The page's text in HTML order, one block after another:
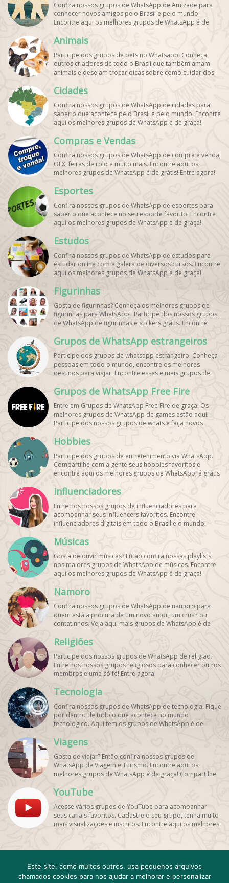
Confira nossos grupos de WhatsApp de Amizade para
conhecer novos amigos pelo Brasil e pelo mundo.
Encontre aqui os melhores grupos de WhatsApp é de
Animais
Participe dos grupos de pets no Whatsapp. Conheça
outros criadores de todo o Brasil que também amam
animais e desejam trocar dicas sobre como cuidar dos
graça!
Cidades
Confira nossos grupos de WhatsApp de cidades para
saber o que acontece pelo Brasil e pelo mundo. Encontre
aqui os melhores grupos de WhatsApp é de graça!
Compras e Vendas
Confira nossos grupos de WhatsApp de compra e venda,
OLX, feiras de rolo e muito mais. Encontre aqui os
melhores grupos de WhatsApp é de grátis! Entre agora!
Esportes
Confira nossos grupos de WhatsApp de esportes para
saber o que acontece no seu esporte favorito. Encontre
aqui os melhores grupos de WhatsApp é de graça!
Estudos
Confira nossos grupos de WhatsApp de estudos para
estudar online com a galera de diversos cursos. Encontre
aqui os melhores grupos de WhatsApp é de graça!
Figurinhas
Gosta de figurinhas? Conheça os melhores grupos de
figurinhas para WhatsApp! Participe dos nossos grupos
de WhatsApp de figurinhas e stickers grátis. Encontre
perfil!
Grupos de WhatsApp estrangeiros
Participe dos grupos de whatsapp estrangeiro. Conheça
pessoas em todo o mundo, encontre os melhores
destinos para viajar. Encontre esses e mais grupos de
Grupos de WhatsApp Free Fire
Entre em Grupos de WhatsApp Free Fire de graça! Os
melhores grupos de WhatsApp de games estão aqui!
Participe dos nossos grupos de whats e faça novos
Hobbies
Participe dos grupos de entretenimento via WhatsApp.
Compartilhe com a gente seus hobbies favoritos e
encontre aqui os melhores grupos de WhatsApp, é grátis
influenciadores
Entre nos nossos grupos de influenciadores para
acompanhar seus influencers favoritos. Encontre
influenciadores digitais em todo o Brasil e o mundo!
Músicas
Gosta de ouvir músicas? Então confira nossas playlists
nos maiores grupos de WhatsApp de músicas. Encontre
aqui os melhores grupos de WhatsApp é de graça!
Namoro
Confira nossos grupos de WhatsApp de namoro para
quem está a procura de um novo amor, um crush ou
contatinhos. Veja aqui mais grupos de WhatsApp é de
Religiões
Participe dos nossos grupos de WhatsApp de religião.
Entre nos nossos grupos religiosos para conhecer outros
membros e uma só fé! Entre agora!
Tecnologia
Confira nossos grupos de WhatsApp de tecnologia. Fique
por dentro de tudo o que acontece no mundo
tecnológico. Aqui tem os grupos de WhatsApp é de
Viagens
Gosta de viajar? Então confira nossos grupos de
WhatsApp de Viagem e Turismo. Encontre aqui os
melhores grupos de WhatsApp é de graça! Compartilhe
YouTube
Acesse vários grupos de YouTube para acompanhar
seus canais favoritos. Cadastre o seu grupo, tenha muito
mais visualizações e inscritos. Encontre aqui os melhores
Emojis e emoticons Para WhatsApp
FAQ
Grupo de WhatsApp Expirado
Minha conta resultado
Este site, como muitos outros, usa pequenos arquivos
chamados cookies para nos ajudar a melhorar e personalizar